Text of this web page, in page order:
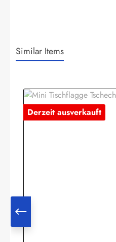
Similar Items
Derzeit ausverkauft